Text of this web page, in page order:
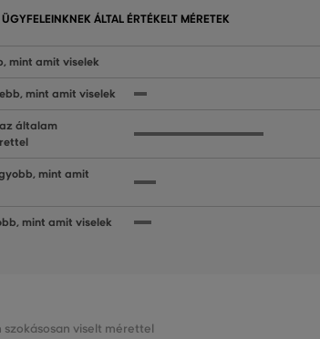
ÜGYFELEINKNEK ÁLTAL ÉRTÉKELT MÉRETEK
mint amit viselek
mint amit viselek
általam
mint amit
mint amit viselek
viselt mérettel